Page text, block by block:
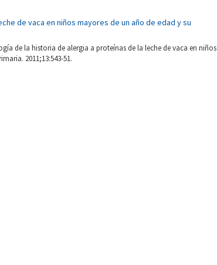
de vaca en niños mayores de un año de edad y su
de la historia de alergia a proteínas de la leche de vaca en niños
2011;13:543-51.